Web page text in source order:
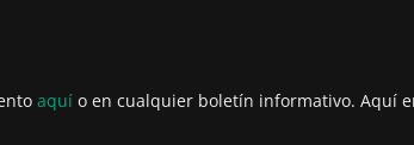
aquí o en cualquier boletín informativo. Aquí